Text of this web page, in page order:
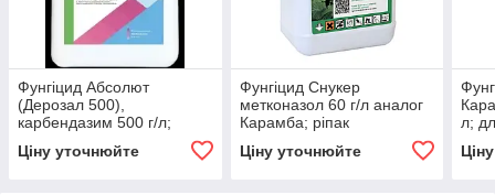
Фунгіцид Абсолют
(Дерозал 500),
карбендазим 500 г/л;
злакові, соняшник, буряк,
ріпак
Ціну уточнюйте
Фунгіцид Снукер
метконазол 60 г/л аналог
Карамба; ріпак
Ціну уточнюйте
л;